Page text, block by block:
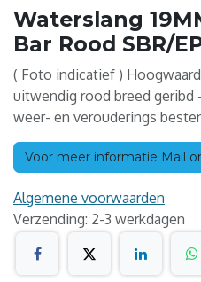
Waterslang
Bar Rood SBR/
( Foto indicatief )
uitwendig rood breed geribd
weer- en verouderings
Voor meer informatie Mail
Algemene voorwaarden
Verzending: 2-3 werkdagen